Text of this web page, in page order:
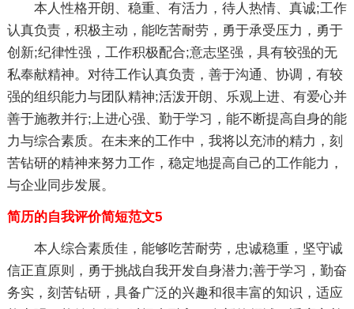
本人性格开朗、稳重、有活力，待人热情、真诚;工作
认真负责，积极主动，能吃苦耐劳，勇于承受压力，勇于
创新;纪律性强，工作积极配合;意志坚强，具有较强的无
私奉献精神。对待工作认真负责，善于沟通、协调，有较
强的组织能力与团队精神;活泼开朗、乐观上进、有爱心并
善于施教并行;上进心强、勤于学习，能不断提高自身的能
力与综合素质。在未来的工作中，我将以充沛的精力，刻
苦钻研的精神来努力工作，稳定地提高自己的工作能力，
与企业同步发展。
简历的自我评价简短范文5
本人综合素质佳，能够吃苦耐劳，忠诚稳重，坚守诚
信正直原则，勇于挑战自我开发自身潜力;善于学习，勤奋
务实，刻苦钻研，具备广泛的兴趣和很丰富的知识，适应